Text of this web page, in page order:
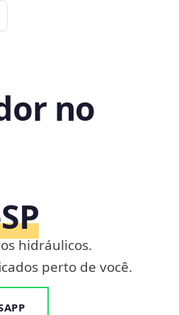
no
hidráulicos.
perto de você.